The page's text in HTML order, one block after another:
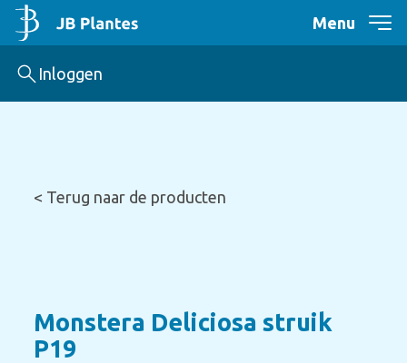
Menu
Inloggen
< Terug naar de producten
Monstera Deliciosa struik
P19